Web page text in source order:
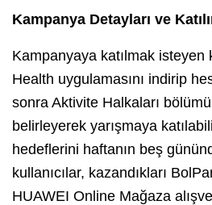
Kampanya Detayları ve
Kampanyaya katılmak isteyen
Health uygulamasını indirip
sonra Aktivite Halkaları
belirleyerek yarışmaya
hedeflerini haftanın beş
kullanıcılar, kazandıkları
HUAWEI Online Mağaza